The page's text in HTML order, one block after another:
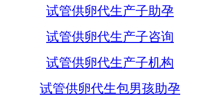
试管供卵代生产子助孕
试管供卵代生产子咨询
试管供卵代生产子机构
试管供卵代生包男孩助孕